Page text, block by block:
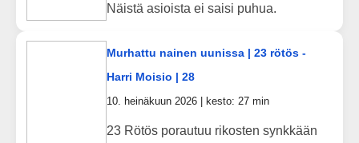
Näistä asioista ei saisi puhua.
Murhattu nainen uunissa | 23 rötös -
Harri Moisio | 28
10. heinäkuun 2026 | kesto: 27 min
23 Rötös porautuu rikosten synkkään